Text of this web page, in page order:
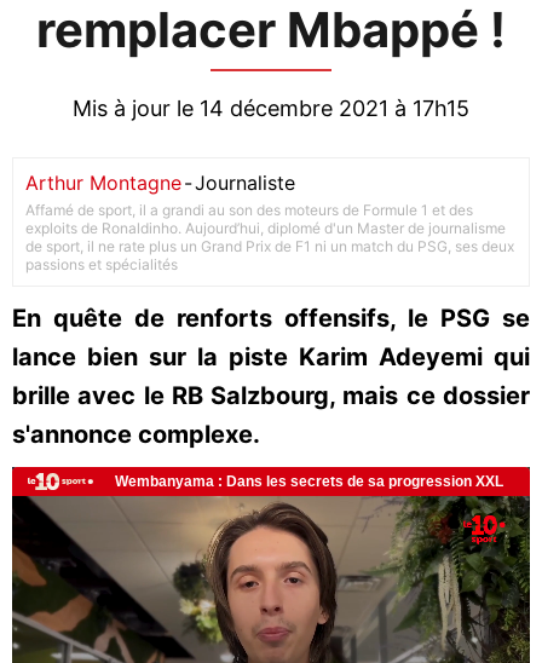
remplacer Mbappé !
Mis à jour le 14 décembre 2021 à 17h15
Arthur Montagne-Journaliste
Affamé de sport, il a grandi au son des moteurs de Formule 1 et des
exploits de Ronaldinho. Aujourd’hui, diplomé d'un Master de journalisme
de sport, il ne rate plus un Grand Prix de F1 ni un match du PSG, ses deux
passions et spécialités
En quête de renforts offensifs, le PSG se
lance bien sur la piste Karim Adeyemi qui
brille avec le RB Salzbourg, mais ce dossier
s'annonce complexe.